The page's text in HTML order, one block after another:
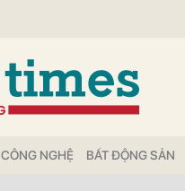
CÔNG NGHỆ BẤT ĐỘNG SẢN